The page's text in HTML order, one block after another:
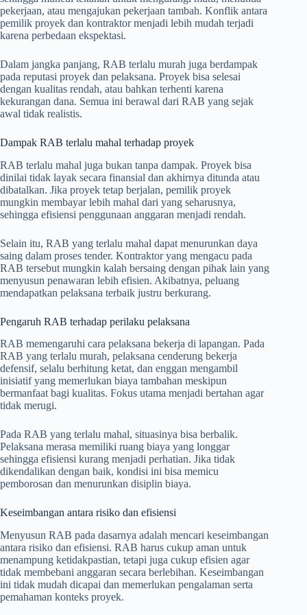
pekerjaan, atau mengajukan pekerjaan tambah. Konflik antara
pemilik proyek dan kontraktor menjadi lebih mudah terjadi
karena perbedaan ekspektasi.
Dalam jangka panjang, RAB terlalu murah juga berdampak
pada reputasi proyek dan pelaksana. Proyek bisa selesai
dengan kualitas rendah, atau bahkan terhenti karena
kekurangan dana. Semua ini berawal dari RAB yang sejak
awal tidak realistis.
Dampak RAB terlalu mahal terhadap proyek
RAB terlalu mahal juga bukan tanpa dampak. Proyek bisa
dinilai tidak layak secara finansial dan akhirnya ditunda atau
dibatalkan. Jika proyek tetap berjalan, pemilik proyek
mungkin membayar lebih mahal dari yang seharusnya,
sehingga efisiensi penggunaan anggaran menjadi rendah.
Selain itu, RAB yang terlalu mahal dapat menurunkan daya
saing dalam proses tender. Kontraktor yang mengacu pada
RAB tersebut mungkin kalah bersaing dengan pihak lain yang
menyusun penawaran lebih efisien. Akibatnya, peluang
mendapatkan pelaksana terbaik justru berkurang.
Pengaruh RAB terhadap perilaku pelaksana
RAB memengaruhi cara pelaksana bekerja di lapangan. Pada
RAB yang terlalu murah, pelaksana cenderung bekerja
defensif, selalu berhitung ketat, dan enggan mengambil
inisiatif yang memerlukan biaya tambahan meskipun
bermanfaat bagi kualitas. Fokus utama menjadi bertahan agar
tidak merugi.
Pada RAB yang terlalu mahal, situasinya bisa berbalik.
Pelaksana merasa memiliki ruang biaya yang longgar
sehingga efisiensi kurang menjadi perhatian. Jika tidak
dikendalikan dengan baik, kondisi ini bisa memicu
pemborosan dan menurunkan disiplin biaya.
Keseimbangan antara risiko dan efisiensi
Menyusun RAB pada dasarnya adalah mencari keseimbangan
antara risiko dan efisiensi. RAB harus cukup aman untuk
menampung ketidakpastian, tetapi juga cukup efisien agar
tidak membebani anggaran secara berlebihan. Keseimbangan
ini tidak mudah dicapai dan memerlukan pengalaman serta
pemahaman konteks proyek.